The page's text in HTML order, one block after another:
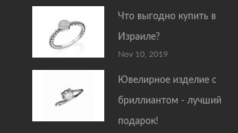
Что выгодно купить в
Израиле?
Nov 10, 2019
Ювелирное изделие с
бриллиантом - лучший
подарок!